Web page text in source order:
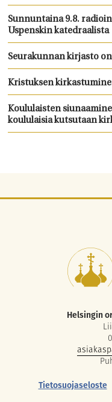
Sunnuntaina 9.8.
Uspenskin katedraalista
Seurakunnan kirjasto
Kristuksen
Koululaisten
koululaisia kutsutaan
Helsingin
Tietosuojaseloste